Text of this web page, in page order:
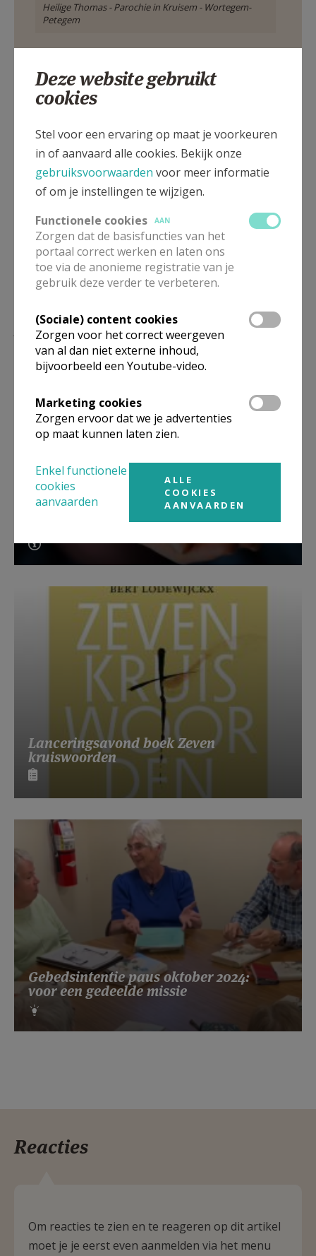
Heilige Thomas - Parochie in Kruisem - Wortegem-
Petegem
Artikel
Deel dit artikel
Lees meer
Beroepsvereniging Zorgpastores
Lanceringsavond boek Zeven
kruiswoorden
Gebedsintentie paus oktober 2024:
voor een gedeelde missie
Reacties
Om reacties te zien en te reageren op dit artikel
moet je je eerst even aanmelden via het menu
Deze website gebruikt
cookies
Stel voor een ervaring op maat je voorkeuren
in of aanvaard alle cookies. Bekijk onze
gebruiksvoorwaarden voor meer informatie
of om je instellingen te wijzigen.
Functionele cookies
AAN
Zorgen dat de basisfuncties van het
portaal correct werken en laten ons
toe via de anonieme registratie van je
gebruik deze verder te verbeteren.
(Sociale) content cookies
Zorgen voor het correct weergeven
van al dan niet externe inhoud,
bijvoorbeeld een Youtube-video.
Marketing cookies
Zorgen ervoor dat we je advertenties
op maat kunnen laten zien.
Enkel functionele
cookies
aanvaarden
ALLE
COOKIES
AANVAARDEN